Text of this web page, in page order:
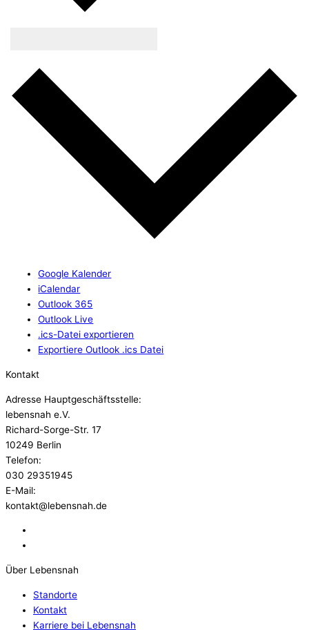
Google Kalender
iCalendar
Outlook 365
Outlook Live
.ics-Datei exportieren
Exportiere Outlook .ics Datei
Kontakt
Adresse Hauptgeschäftsstelle:
lebensnah e.V.
Richard-Sorge-Str. 17
10249 Berlin
Telefon:
030 29351945
E-Mail:
kontakt@lebensnah.de
Über Lebensnah
Standorte
Kontakt
Karriere bei Lebensnah